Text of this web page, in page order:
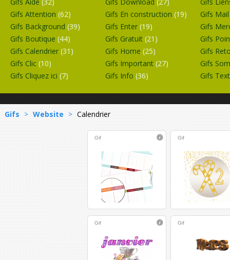
Gifs Attention (62)
Gifs Background (39)
Gifs Boutique (44)
Gifs Calendrier (31)
Gifs Clic (10)
Gifs Cliquez ici (7)
Gifs En construction (19)
Gifs Enter (19)
Gifs Gratuit (21)
Gifs Home (25)
Gifs Important (27)
Gifs Info (36)
Gifs
Gifs
Gifs
Gifs
Gifs
Gifs
Gifs > Website > Calendrier
Gif Gif
Gif Gif